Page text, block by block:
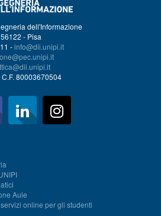
dell'Informazione
- Pisa
-info@dii.unipi.it
80003670504
Aule
online per gli studenti